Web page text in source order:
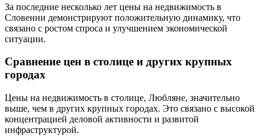
За последние несколько лет цены на недвижимость в
Словении демонстрируют положительную динамику, что
связано с ростом спроса и улучшением экономической
ситуации.
Сравнение цен в столице и других крупных
городах
Цены на недвижимость в столице, Любляне, значительно
выше, чем в других крупных городах. Это связано с высокой
концентрацией деловой активности и развитой
инфраструктурой.